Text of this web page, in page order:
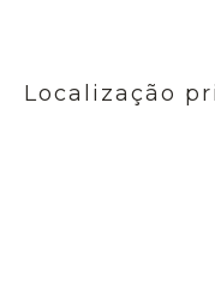
Localização